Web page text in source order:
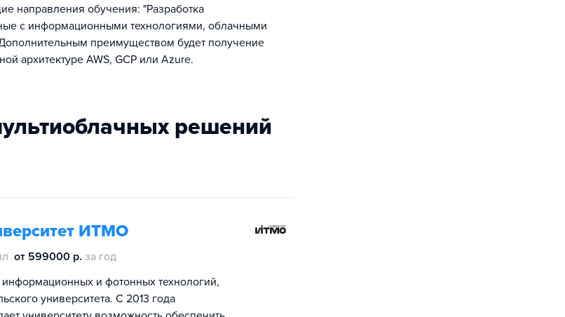
направления обучения: "Разработка
с информационными технологиями, облачными
преимуществом будет получение
архитектуре AWS, GCP или Azure.
решений
ИТМО
от 599000 р. за год
и фотонных технологий,
университета. С 2013 года